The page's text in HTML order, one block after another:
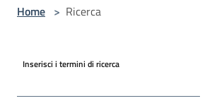
Home > Ricerca
Inserisci i termini di ricerca